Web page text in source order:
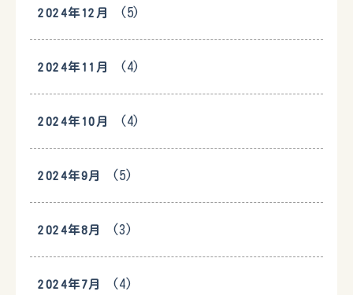
2024年12月 (5)
2024年11月 (4)
2024年10月 (4)
2024年9月 (5)
2024年8月 (3)
2024年7月 (4)